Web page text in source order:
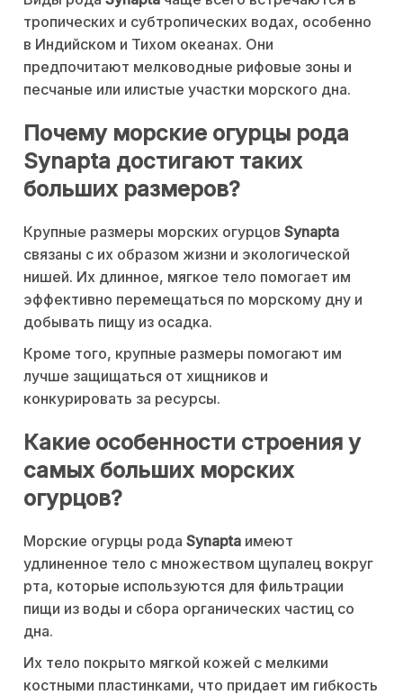
тропических и субтропических водах, особенно
в Индийском и Тихом океанах. Они
предпочитают мелководные рифовые зоны и
песчаные или илистые участки морского дна.
Почему морские огурцы рода
Synapta достигают таких
больших размеров?
Крупные размеры морских огурцов Synapta
связаны с их образом жизни и экологической
нишей. Их длинное, мягкое тело помогает им
эффективно перемещаться по морскому дну и
добывать пищу из осадка.
Кроме того, крупные размеры помогают им
лучше защищаться от хищников и
конкурировать за ресурсы.
Какие особенности строения у
самых больших морских
огурцов?
Морские огурцы рода Synapta имеют
удлиненное тело с множеством щупалец вокруг
рта, которые используются для фильтрации
пищи из воды и сбора органических частиц со
дна.
Их тело покрыто мягкой кожей с мелкими
костными пластинками, что придает им гибкость